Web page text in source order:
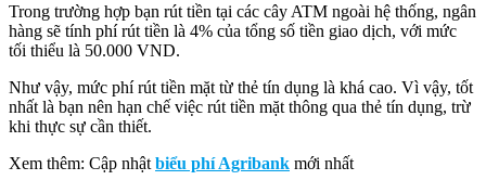
Trong trường hợp bạn rút tiền tại các cây ATM ngoài hệ thống, ngân
hàng sẽ tính phí rút tiền là 4% của tổng số tiền giao dịch, với mức
tối thiểu là 50.000 VND.
Như vậy, mức phí rút tiền mặt từ thẻ tín dụng là khá cao. Vì vậy, tốt
nhất là bạn nên hạn chế việc rút tiền mặt thông qua thẻ tín dụng, trừ
khi thực sự cần thiết.
Xem thêm: Cập nhật biểu phí Agribank mới nhất